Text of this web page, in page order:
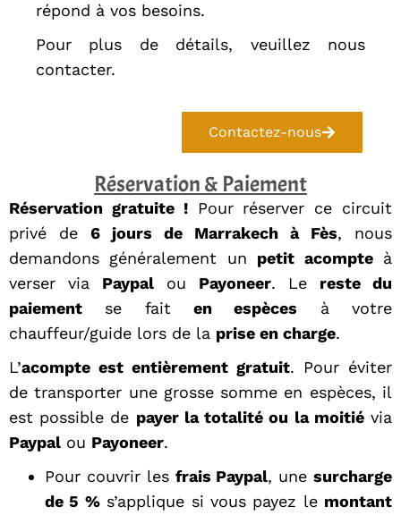
répond à vos besoins.
Pour plus de détails, veuillez nous
contacter.
Contactez-nous
Réservation & Paiement
Réservation gratuite !Pour réserver ce circuit
privé de 6 jours de Marrakech à Fès, nous
demandons généralement un petit acompteà
verser via Paypal ou Payoneer. Le reste du
paiement se fait en espèces à votre
chauffeur/guide lors de la prise en charge.
L’acompte est entièrement gratuit. Pour éviter
de transporter une grosse somme en espèces, il
est possible de payer la totalité ou la moitiévia
Paypal ou Payoneer.
Pour couvrir les frais Paypal, unesurcharge
de 5 %s’applique si vous payez le montant